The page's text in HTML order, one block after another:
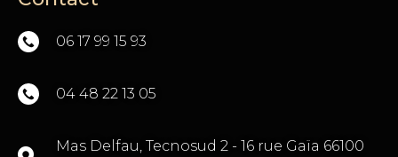
06 17 99 15 93
04 48 22 13 05
Mas Delfau, Tecnosud 2 - 16 rue Gaïa 66100